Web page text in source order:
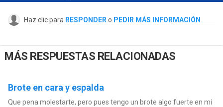
Haz clic para RESPONDER o PEDIR MÁS INFORMACIÓN
MÁS RESPUESTAS RELACIONADAS
Brote en cara y espalda
Que pena molestarte, pero pues tengo un brote algo fuerte en mi